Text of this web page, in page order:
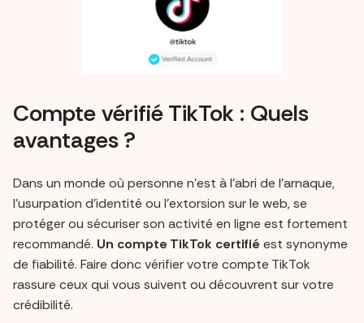
Compte vérifié TikTok : Quels
avantages ?
Dans un monde où personne n’est à l’abri de l’arnaque,
l’usurpation d’identité ou l’extorsion sur le web, se
protéger ou sécuriser son activité en ligne est fortement
recommandé. Un compte TikTok certifié est synonyme
de fiabilité. Faire donc vérifier votre compte TikTok
rassure ceux qui vous suivent ou découvrent sur votre
crédibilité.